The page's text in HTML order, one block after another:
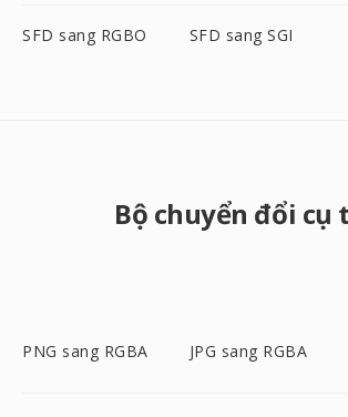
SFD sang RGBO SFD sang SGI
Bộ chuyển đổi cụ
PNG sang RGBA JPG sang RGBA